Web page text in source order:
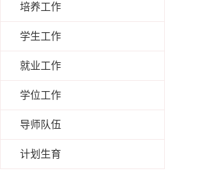
培养工作
学生工作
就业工作
学位工作
导师队伍
计划生育